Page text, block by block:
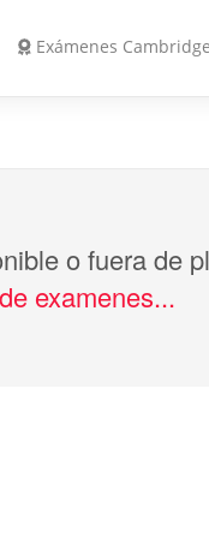
Exámenes Cambridge
o fuera de
examenes...